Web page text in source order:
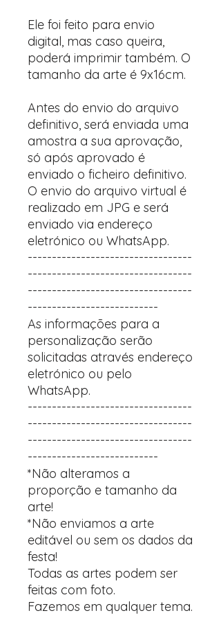
Ele foi feito para envio
digital, mas caso queira,
poderá imprimir também. O
tamanho da arte é 9x16cm.
Antes do envio do arquivo
definitivo, será enviada uma
amostra a sua aprovação,
só após aprovado é
enviado o ficheiro definitivo.
O envio do arquivo virtual é
realizado em JPG e será
enviado via endereço
eletrónico ou WhatsApp.
----------------------------------
----------------------------------
----------------------------------
---------------------------
As informações para a
personalização serão
solicitadas através endereço
eletrónico ou pelo
WhatsApp.
----------------------------------
----------------------------------
----------------------------------
---------------------------
*Não alteramos a
proporção e tamanho da
arte!
*Não enviamos a arte
editável ou sem os dados da
festa!
Todas as artes podem ser
feitas com foto.
Fazemos em qualquer tema.